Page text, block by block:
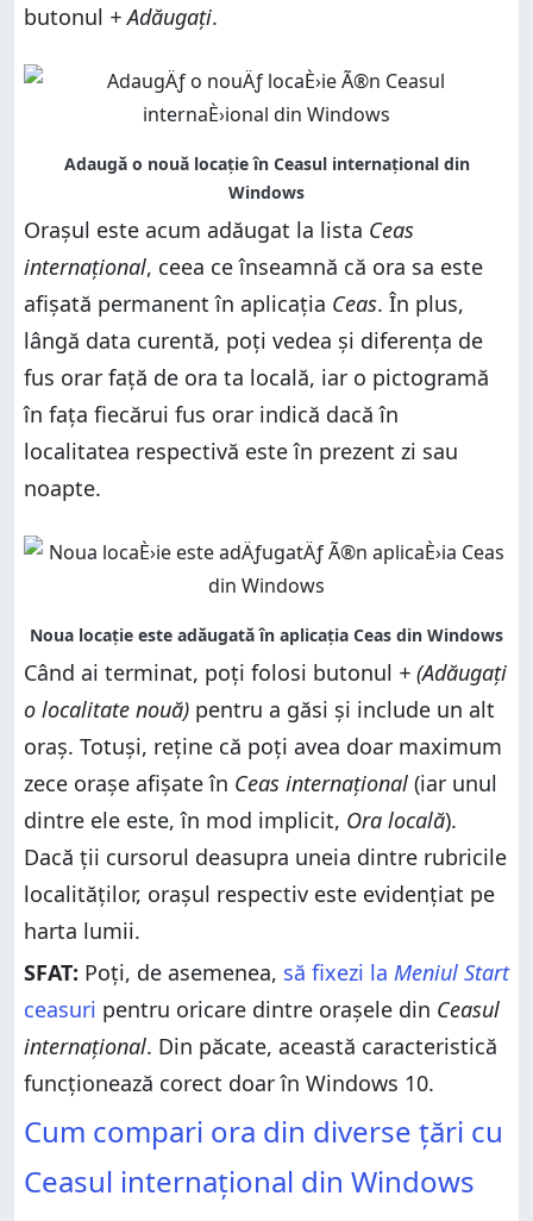
butonul + Adăugați.
Orașul este acum adăugat la lista Ceas
internațional, ceea ce înseamnă că ora sa este
afișată permanent în aplicația Ceas. În plus,
lângă data curentă, poți vedea și diferența de
fus orar față de ora ta locală, iar o pictogramă
în fața fiecărui fus orar indică dacă în
localitatea respectivă este în prezent zi sau
noapte.
Când ai terminat, poți folosi butonul + (Adăugați
o localitate nouă) pentru a găsi și include un alt
oraș. Totuși, reține că poți avea doar maximum
zece orașe afișate în Ceas internațional (iar unul
dintre ele este, în mod implicit, Ora locală).
Dacă ții cursorul deasupra uneia dintre rubricile
localităților, orașul respectiv este evidențiat pe
harta lumii.
SFAT: Poți, de asemenea, să fixezi la Meniul Start
ceasuri pentru oricare dintre orașele din Ceasul
internațional. Din păcate, această caracteristică
funcționează corect doar în Windows 10.
Cum compari ora din diverse țări cu
Ceasul internațional din Windows